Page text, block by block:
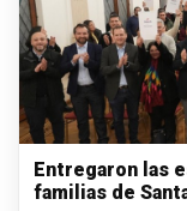
Entregaron las
familias de